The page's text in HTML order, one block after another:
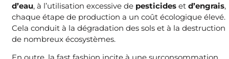
d’eau, à l’utilisation excessive de pesticides et d’engrais,
chaque étape de production a un coût écologique élevé.
Cela conduit à la dégradation des sols et à la destruction
de nombreux écosystèmes.